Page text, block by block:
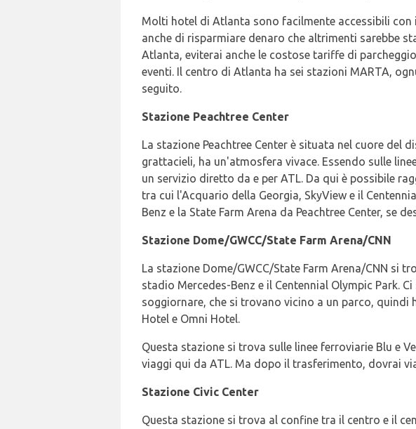
Molti hotel di Atlanta sono facilmente accessibili
anche di risparmiare denaro che altrimenti sarebbe
Atlanta, eviterai anche le costose tariffe di
eventi. Il centro di Atlanta ha sei stazioni MARTA,
seguito.
Stazione Peachtree Center
La stazione Peachtree Center è situata nel cuore
grattacieli, ha un'atmosfera vivace. Essendo sulle
un servizio diretto da e per ATL. Da qui è possibile
tra cui l'Acquario della Georgia, SkyView e il
Benz e la State Farm Arena da Peachtree Center, se
Stazione Dome/GWCC/State Farm Arena/CNN
La stazione Dome/GWCC/State Farm Arena/CNN si
stadio Mercedes-Benz e il Centennial Olympic Park.
soggiornare, che si trovano vicino a un parco, quindi
Hotel e Omni Hotel.
Questa stazione si trova sulle linee ferroviarie Blu e
viaggi qui da ATL. Ma dopo il trasferimento, dovrai
Stazione Civic Center
Questa stazione si trova al confine tra il centro e il